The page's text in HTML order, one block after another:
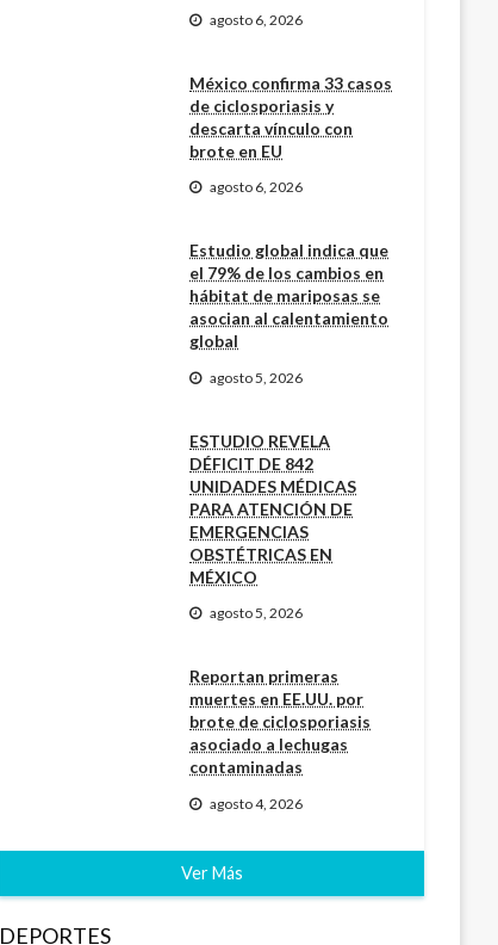
agosto 6, 2026
México confirma 33 casos
de ciclosporiasis y
descarta vínculo con
brote en EU
agosto 6, 2026
Estudio global indica que
el 79% de los cambios en
hábitat de mariposas se
asocian al calentamiento
global
agosto 5, 2026
ESTUDIO REVELA
DÉFICIT DE 842
UNIDADES MÉDICAS
PARA ATENCIÓN DE
EMERGENCIAS
OBSTÉTRICAS EN
MÉXICO
agosto 5, 2026
Reportan primeras
muertes en EE.UU. por
brote de ciclosporiasis
asociado a lechugas
contaminadas
agosto 4, 2026
Ver Más
DEPORTES